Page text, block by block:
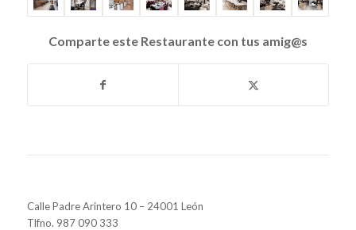
Comparte este Restaurante con tus amig@s
Calle Padre Arintero 10 – 24001 León
Tlfno. 987 090 333